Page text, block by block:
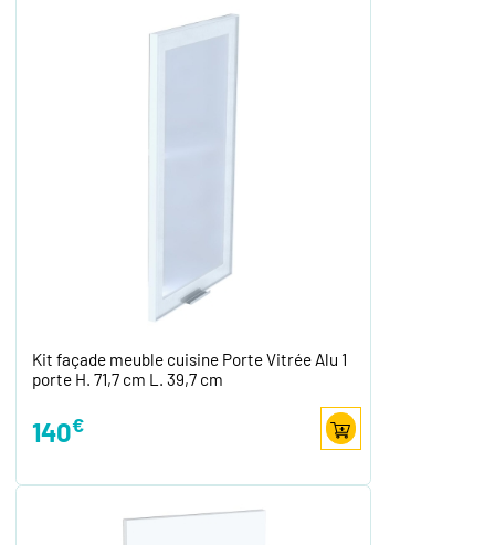
Kit façade meuble cuisine Porte Vitrée Alu 1
porte H. 71,7 cm L. 39,7 cm
140€